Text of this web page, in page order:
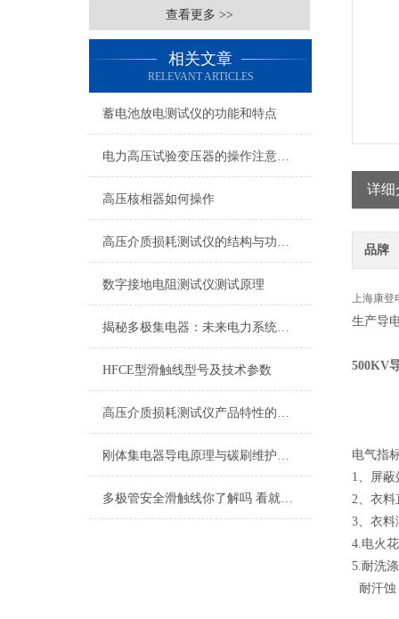
查看更多 >>
相关文章
RELEVANT ARTICLES
蓄电池放电测试仪的功能和特点
电力高压试验变压器的操作注意事项有哪些？
高压核相器如何操作
高压介质损耗测试仪的结构与功能说明
数字接地电阻测试仪测试原理
揭秘多极集电器：未来电力系统的核心驱动力
HFCE型滑触线型号及技术参数
高压介质损耗测试仪产品特性的描述
刚体集电器导电原理与碳刷维护保养
多极管安全滑触线你了解吗 看就明白
详细
品牌
上海康登
生产导
500KV
电气指
1、屏蔽
2、衣料
3、衣料
4.电火
5.耐洗
耐汗蚀